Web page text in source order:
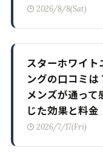
2026/8/8(Sat)
スターホワイト
ングの口コミは
メンズが通って
じた効果と料金
2026/7/17(Fri)